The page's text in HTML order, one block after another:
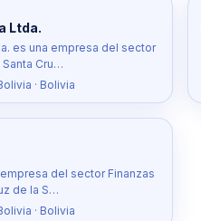
Ltda.
es una empresa del sector
Cru…
· Bolivia
del sector Finanzas
de la S…
· Bolivia